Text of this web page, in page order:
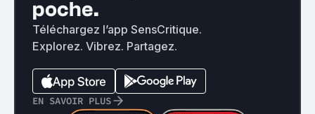
poche.
Téléchargez l’app SensCritique.
Explorez. Vibrez. Partagez.
EN SAVOIR PLUS